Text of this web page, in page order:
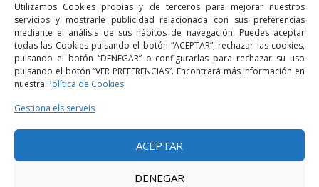
Utilizamos Cookies propias y de terceros para mejorar nuestros
servicios y mostrarle publicidad relacionada con sus preferencias
mediante el análisis de sus hábitos de navegación. Puedes aceptar
todas las Cookies pulsando el botón “ACEPTAR”, rechazar las cookies,
pulsando el botón “DENEGAR” o configurarlas para rechazar su uso
pulsando el botón “VER PREFERENCIAS”. Encontrará más información en
nuestra Política de Cookies.
Gestiona els serveis
ACEPTAR
DENEGAR
bcn@bellavistalegal.eu
GRANOLLERS
C/ Sant Jaume, 16 1r, 08401 Granollers (Bcn)
+34 93 860 39 60
grn@bellavistalegal.eu
MADRID
C/ Serrano 114, 2º izq. 28006 Madrid.
+34 91 431 98 21 | +34 91 431 98 95
mad@bellavistalegal.eu